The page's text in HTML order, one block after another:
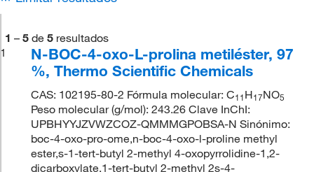
1 – 5 de 5 resultados
1
N-BOC-4-oxo-L-prolina metiléster, 97
%, Thermo Scientific Chemicals
CAS: 102195-80-2 Fórmula molecular: C11H17NO5
Peso molecular (g/mol): 243.26 Clave InChI:
UPBHYYJZVWZCOZ-QMMMGPOBSA-N Sinónimo:
boc-4-oxo-pro-ome,n-boc-4-oxo-l-proline methyl
ester,s-1-tert-butyl 2-methyl 4-oxopyrrolidine-1,2-
dicarboxylate,1-tert-butyl 2-methyl 2s-4-